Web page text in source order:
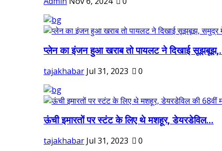
प्लेन का इंजन हुआ खराब तो पायलट ने दिखाई
tajakhabar Jul 31, 2023 0
ऊंची इमारतों पर स्टंट के लिए थे मशहूर, डेयरडेविल...
tajakhabar Jul 31, 2023
0